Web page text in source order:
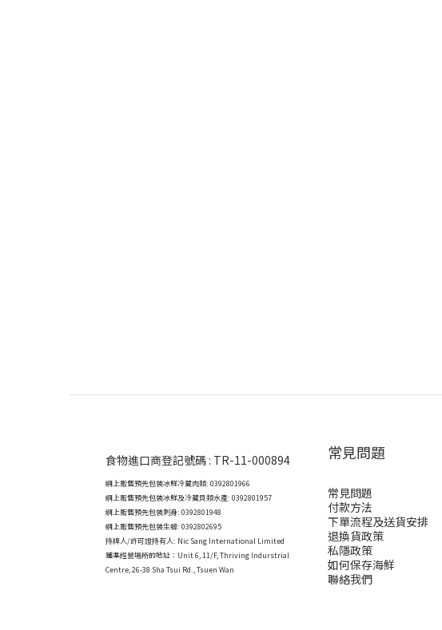
食物進口商登記號碼 : TR-11-000894
網上販售預先包裝冰鮮冷藏肉類: 0392801966
網上販售預先包裝冰鮮及冷藏貝類水產: 0392801957
網上販售預先包裝刺身: 0392801948
網上販售預先包裝生蠔: 0392802695
持牌人/許可證持有人: Nic Sang International Limited
獲準經營場所的地址： Unit 6, 11/F, Thriving Indurstrial
Centre, 26-38 Sha Tsui Rd., Tsuen Wan
常見問題
常見問題
付款方法
下單流程及送貨安排
退換貨政策
私隱政策
如何保存海鮮
聯絡我們